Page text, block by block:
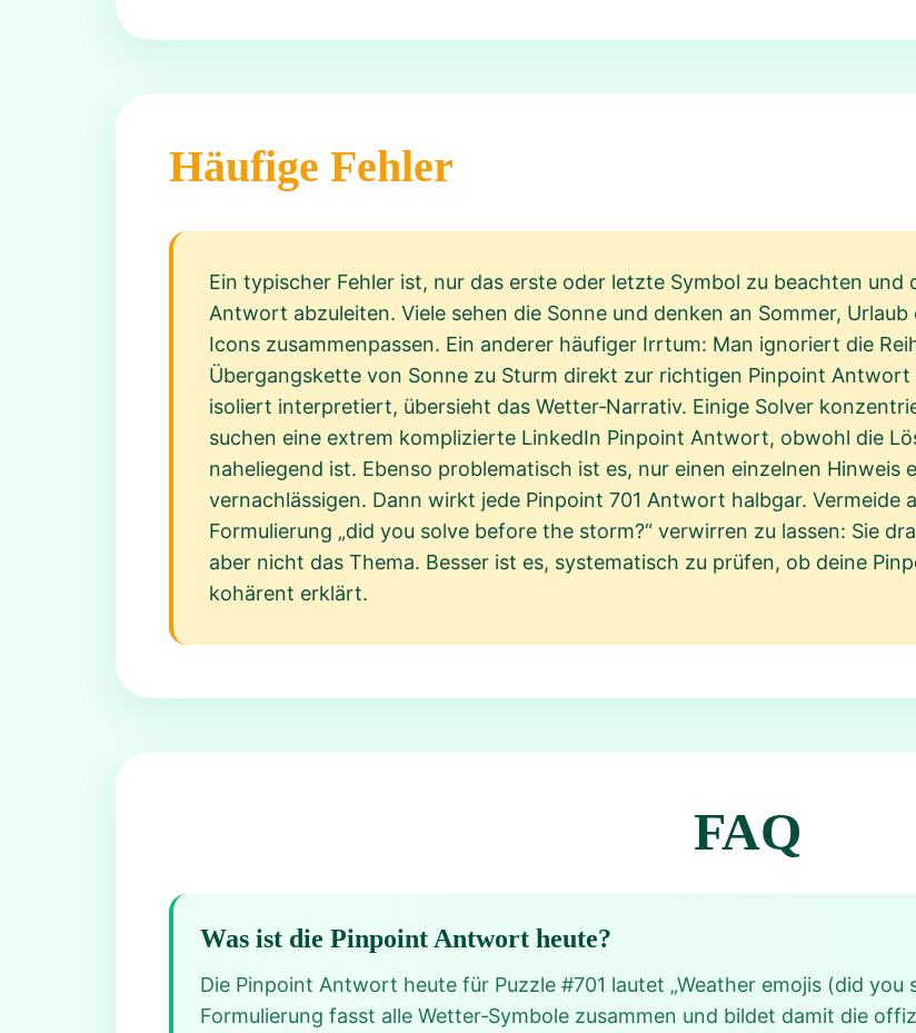
Häufige Fehler
Ein typischer Fehler ist, nur das erste oder letzte Symbol zu beachten und
Antwort abzuleiten. Viele sehen die Sonne und denken an Sommer,
Icons zusammenpassen. Ein anderer häufiger Irrtum: Man ignoriert die
Übergangskette von Sonne zu Sturm direkt zur richtigen Pinpoint Antwort
isoliert interpretiert, übersieht das Wetter‑Narrativ. Einige Solver
suchen eine extrem komplizierte LinkedIn Pinpoint Antwort, obwohl die
naheliegend ist. Ebenso problematisch ist es, nur einen einzelnen Hinweis
vernachlässigen. Dann wirkt jede Pinpoint 701 Antwort halbgar. Vermeide
Formulierung „did you solve before the storm?“ verwirren zu lassen: Sie
aber nicht das Thema. Besser ist es, systematisch zu prüfen, ob deine
kohärent erklärt.
FAQ
Was ist die Pinpoint Antwort heute?
Die Pinpoint Antwort heute für Puzzle #701 lautet „Weather emojis (did you
Formulierung fasst alle Wetter‑Symbole zusammen und bildet damit die